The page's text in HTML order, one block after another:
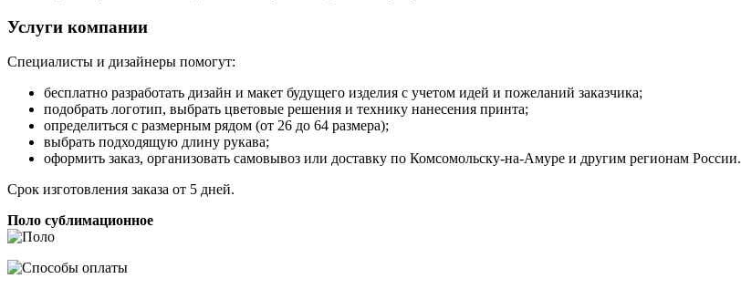
Услуги компании
Специалисты и дизайнеры помогут:
бесплатно разработать дизайн и макет будущего изделия с учетом идей и пожеланий заказчика;
подобрать логотип, выбрать цветовые решения и технику нанесения принта;
определиться с размерным рядом (от 26 до 64 размера);
выбрать подходящую длину рукава;
оформить заказ, организовать самовывоз или доставку по Комсомольску-на-Амуре и другим регионам России.
Срок изготовления заказа от 5 дней.
Поло сублимационное